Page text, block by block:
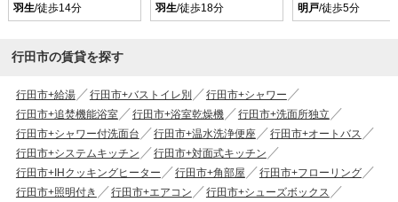
羽生/徒歩14分
羽生/徒歩18分
明戸/徒歩5分
行田市の賃貸を探す
行田市+給湯 行田市+バストイレ別
行田市+シャワー
行田市+追焚機能浴室
行田市+浴室乾燥機
行田市+洗面所独立
行田市+シャワー付洗面台
行田市+温水洗浄便座
行田市+オートバス
行田市+システムキッチン
行田市+対面式キッチン
行田市+IHクッキングヒーター
行田市+角部屋
行田市+フローリング
行田市+照明付き
行田市+エアコン
行田市+シューズボックス